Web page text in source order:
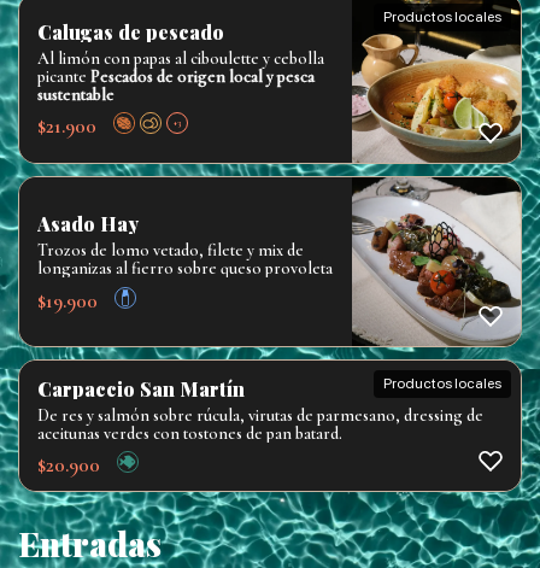
Calugas de pescado
Al limón con papas al ciboulette y cebolla
picante Pescados de origen local y pesca
sustentable
$21.900 +3
Productos locales
Asado Hay
Trozos de lomo vetado, filete y mix de
longanizas al fierro sobre queso provoleta
$19.900
Carpaccio San Martín
De res y salmón sobre rúcula, virutas de parmesano, dressing de
aceitunas verdes con tostones de pan batard.
$20.900
Productos locales
Entradas